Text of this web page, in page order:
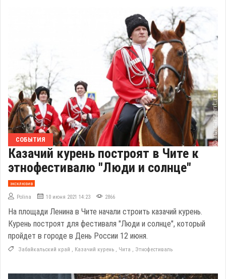
СОБЫТИЯ
Казачий курень построят в Чите к
этнофестивалю "Люди и солнце"
эксклюзив
Polina 10 июня 2021 14:23 2866
На площади Ленина в Чите начали строить казачий курень.
Курень построят для фестиваля "Люди и солнце", который
пройдет в городе в День России 12 июня.
Забайкальский край , Казачий курень , Чита , Этнофестиваль